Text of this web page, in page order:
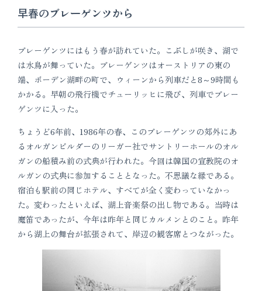
早春のブレーゲンツから
ブレーゲンツにはもう春が訪れていた。こぶしが咲き、湖で
は水鳥が舞っていた。ブレーゲンツはオーストリアの東の
端、ボーデン湖畔の町で、ウィーンから列車だと8～9時間も
かかる。早朝の飛行機でチューリッヒに飛び、列車でブレー
ゲンツに入った。
ちょうど6年前、1986年の春、このブレーゲンツの郊外にあ
るオルガンビルダーのリーガー社でサントリーホールのオル
ガンの船積み前の式典が行われた。今回は韓国の宣教院のオ
ルガンの式典に参加することとなった。不思議な縁である。
宿泊も駅前の同じホテル、すべてが全く変わっていなかっ
た。変わったといえば、湖上音楽祭の出し物である。当時は
魔笛であったが、今年は昨年と同じカルメンとのこと。昨年
から湖上の舞台が拡張されて、岸辺の観客席とつながった。